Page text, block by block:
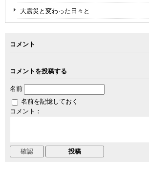
大震災と変わった日々と
コメント
コメントを投稿する
名前
名前を記憶しておく
コメント：